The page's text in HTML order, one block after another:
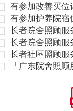
有参加改善买位
有参加护养院宿
长者院舍照顾服
长者院舍照顾服
长者社區照顾服
「广东院舍照